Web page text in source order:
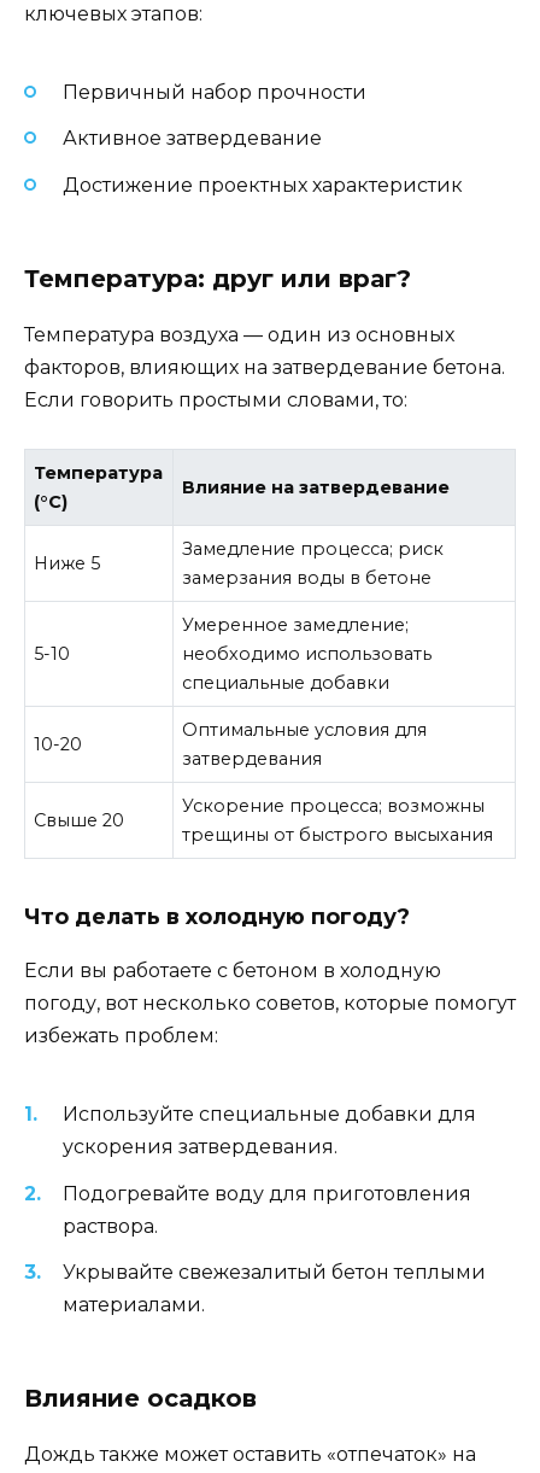
ключевых этапов:
Первичный набор прочности
Активное затвердевание
Достижение проектных характеристик
Температура: друг или враг?
Температура воздуха — один из основных
факторов, влияющих на затвердевание бетона.
Если говорить простыми словами, то:
Температура
(°C)
Влияние на затвердевание
Ниже 5
Замедление процесса; риск
замерзания воды в бетоне
5-10
Умеренное замедление;
необходимо использовать
специальные добавки
10-20
Оптимальные условия для
затвердевания
Свыше 20
Ускорение процесса; возможны
трещины от быстрого высыхания
Что делать в холодную погоду?
Если вы работаете с бетоном в холодную
погоду, вот несколько советов, которые помогут
избежать проблем:
Используйте специальные добавки для
ускорения затвердевания.
Подогревайте воду для приготовления
раствора.
Укрывайте свежезалитый бетон теплыми
материалами.
Влияние осадков
Дождь также может оставить «отпечаток» на